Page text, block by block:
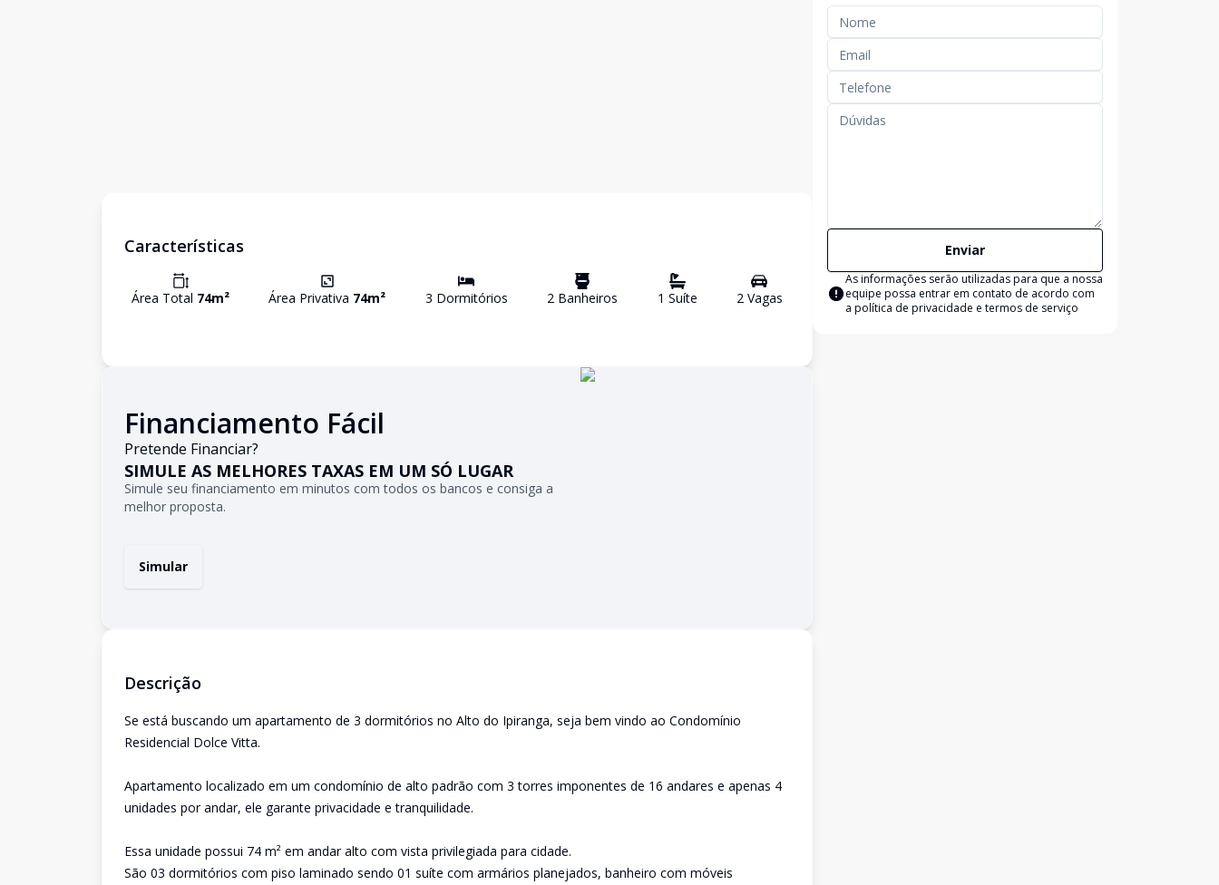
Características
Área Total 74m² Área Privativa 74m² 3 Dormitórios 2 Banheiros 1 Suíte 2Vagas
Financiamento Fácil
Pretende Financiar?
SIMULE AS MELHORES TAXAS EM UM SÓ LUGAR
Simule seu financiamento em minutos com todos os bancos e consiga a
melhor proposta.
Simular
Descrição
Se está buscando um apartamento de 3 dormitórios no Alto do Ipiranga, seja bem vindo ao Condomínio
Residencial Dolce Vitta.
Apartamento localizado em um condomínio de alto padrão com 3 torres imponentes de 16 andares e apenas 4
unidades por andar, ele garante privacidade e tranquilidade.
Essa unidade possui 74 m² em andar alto com vista privilegiada para cidade.
São 03 dormitórios com piso laminado sendo 01 suíte com armários planejados, banheiro com móveis
Enviar
As informações serão utilizadas para que a nossa
equipe possa entrar em contato de acordo com
a política de privacidade e termos de serviço